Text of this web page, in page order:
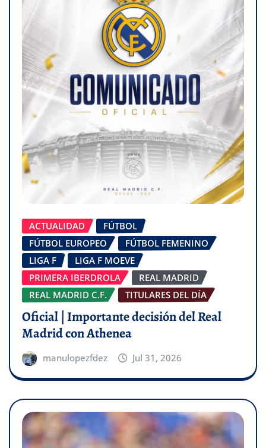
ACTUALIDAD
FÚTBOL
FÚTBOL EUROPEO
FÚTBOL FEMENINO
LIGA F
LIGA F MOEVE
PRIMERA IBERDROLA
REAL MADRID
REAL MADRID C.F.
TITULARES DEL DÍA
Oficial | Importante decisión del Real
Madrid con Athenea
manulopezfdez Jul 31, 2026